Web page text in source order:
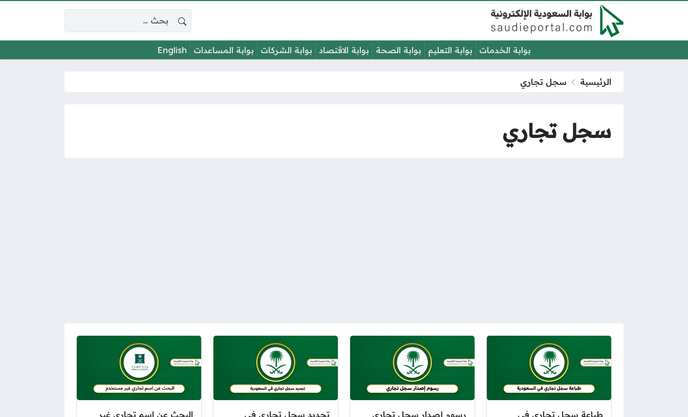
البحث عن:
بوابة الخدمات بوابة التعليم بوابة الصحة بوابة الاقتصاد بوابة الشركات بوابة المساعدات English
الرئيسية سجل تجاري
سجل تجاري
طباعة سجل تجاري في
رسوم إصدار سجل تجاري
تجديد سجل تجاري في
البحث عن اسم تجاري غير